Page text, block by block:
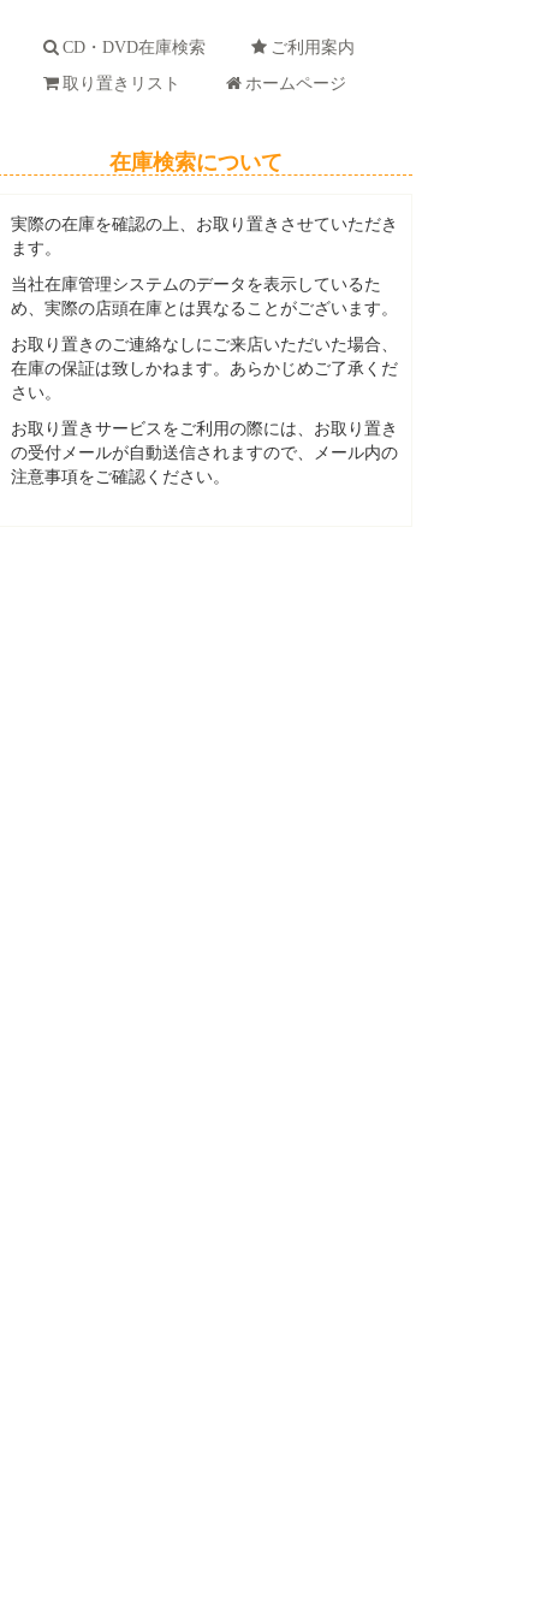
CD・DVD在庫検索
ご利用案内
取り置きリスト ホームページ
在庫検索について
実際の在庫を確認の上、お取り置きさせていただき
ます。
当社在庫管理システムのデータを表示しているた
め、実際の店頭在庫とは異なることがございます。
お取り置きのご連絡なしにご来店いただいた場合、
在庫の保証は致しかねます。あらかじめご了承くだ
さい。
お取り置きサービスをご利用の際には、お取り置き
の受付メールが自動送信されますので、メール内の
注意事項をご確認ください。